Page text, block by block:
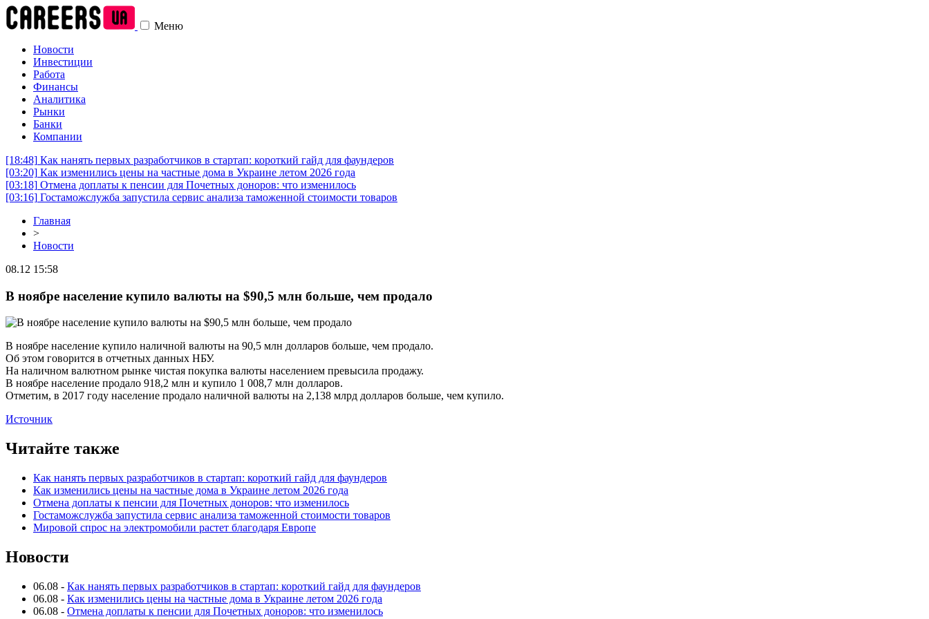
Меню
Новости
Инвестиции
Работа
Финансы
Аналитика
Рынки
Банки
Компании
[18:48] Как нанять первых разработчиков в стартап: короткий гайд для фаундеров
[03:20] Как изменились цены на частные дома в Украине летом 2026 года
[03:18] Отмена доплаты к пенсии для Почетных доноров: что изменилось
[03:16] Гостаможслужба запустила сервис анализа таможенной стоимости товаров
Главная
>
Новости
08.12 15:58
В ноябре население купило валюты на $90,5 млн больше, чем продало
В ноябре население купило наличной валюты на 90,5 млн долларов больше, чем продало.
Об этом говорится в отчетных данных НБУ.
На наличном валютном рынке чистая покупка валюты населением превысила продажу.
В ноябре население продало 918,2 млн и купило 1 008,7 млн долларов.
Отметим, в 2017 году население продало наличной валюты на 2,138 млрд долларов больше, чем купило.
Источник
Читайте также
Как нанять первых разработчиков в стартап: короткий гайд для фаундеров
Как изменились цены на частные дома в Украине летом 2026 года
Отмена доплаты к пенсии для Почетных доноров: что изменилось
Гостаможслужба запустила сервис анализа таможенной стоимости товаров
Мировой спрос на электромобили растет благодаря Европе
Новости
06.08 - Как нанять первых разработчиков в стартап: короткий гайд для фаундеров
06.08 - Как изменились цены на частные дома в Украине летом 2026 года
06.08 - Отмена доплаты к пенсии для Почетных доноров: что изменилось